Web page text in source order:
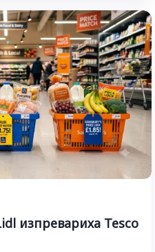
изпревариха Tesco